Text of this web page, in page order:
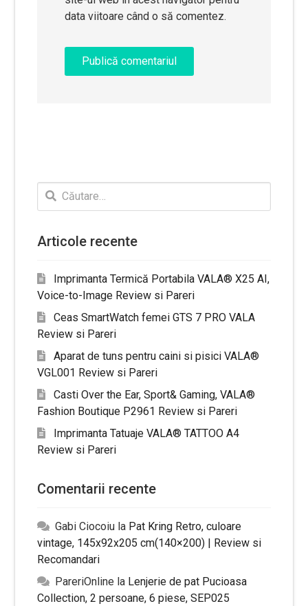
data viitoare când o să comentez.
Caută
după:
Articole recente
Imprimanta Termică Portabila VALA® X25 AI,
Voice-to-Image Review si Pareri
Ceas SmartWatch femei GTS 7 PRO VALA
Review si Pareri
Aparat de tuns pentru caini si pisici VALA®
VGL001 Review si Pareri
Casti Over the Ear, Sport& Gaming, VALA®
Fashion Boutique P2961 Review si Pareri
Imprimanta Tatuaje VALA® TATTOO A4
Review si Pareri
Comentarii recente
Gabi Ciocoiu la Pat Kring Retro, culoare
vintage, 145x92x205 cm(140×200) | Review si
Recomandari
PareriOnline la Lenjerie de pat Pucioasa
Collection, 2 persoane, 6 piese, SEP025